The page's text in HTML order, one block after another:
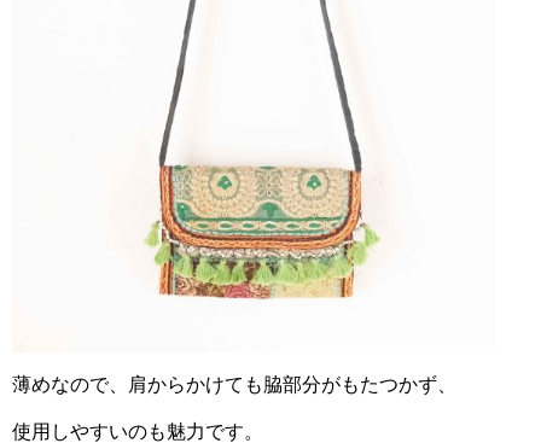
薄めなので、肩からかけても脇部分がもたつかず、
使用しやすいのも魅力です。